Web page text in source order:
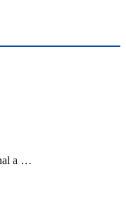
a …